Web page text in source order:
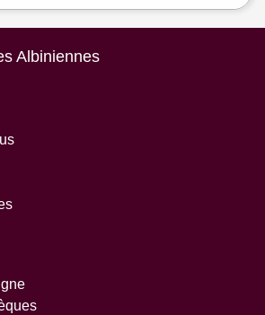
Albiniennes